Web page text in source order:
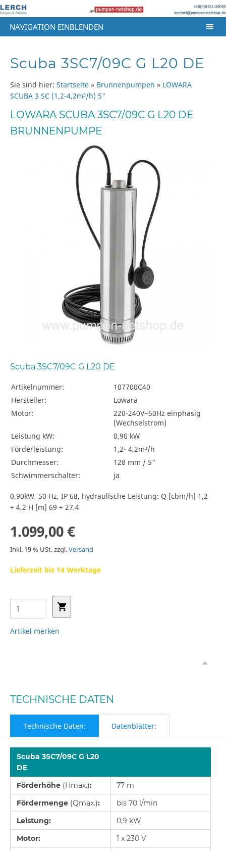
NAVIGATION EINBLENDEN
Scuba 3SC7/09C G L20 DE
Sie sind hier: Startseite » Brunnenpumpen » LOWARA
SCUBA 3 SC (1,2-4,2m³/h) 5"
LOWARA SCUBA 3SC7/09C G L20 DE
BRUNNENPUMPE
Scuba 3SC7/09C G L20 DE
Artikelnummer:
107700C40
Hersteller:
Lowara
Motor:
220-240V~50Hz einphasig
(Wechselstrom)
Leistung kW:
0,90 kW
Förderleistung:
1,2- 4,2m³/h
Durchmesser:
128 mm / 5"
Schwimmerschalter:
ja
0,90kW, 50 Hz, IP 68, hydraulische Leistung: Q [cbm/h] 1,2
÷ 4,2 H [m] 69 ÷ 27,4
1.099,00 €
Inkl. 19 % USt. zzgl.Versand
Lieferzeit bis 14 Werktage
Artikel merken
TECHNISCHE DATEN
Technische Daten: Datenblätter:
Scuba 3SC7/09C G L20
DE
Förderhöhe (Hmax.):
77 m
Fördermenge (Qmax.):
bis 70 l/min
Leistung:
0,9 kW
Motor:
1 x 230 V